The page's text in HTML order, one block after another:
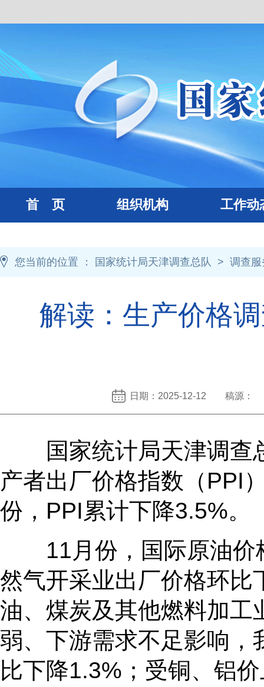
首 页 组织机构 工作动
您当前的位置 ： 国家统计局天津调查总队 > 调查服
解读：生产价格
日期：2025-12-12 稿源：
国家统计局天津调查
产者出厂价格指数（PPI
份，PPI累计下降3.5%。
11月份，国际原油价
然气开采业出厂价格环比
油、煤炭及其他燃料加工
弱、下游需求不足影响，
比下降1.3%；受铜、铝